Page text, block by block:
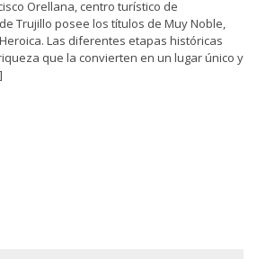
Orellana, centro turístico de
Trujillo posee los títulos de Muy Noble,
Las diferentes etapas históricas
que la convierten en un lugar único y